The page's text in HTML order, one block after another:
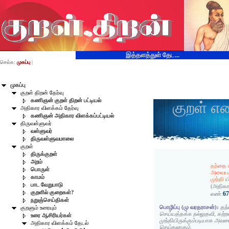
இத்தளத்துள் தேட...
முகப்பு
குறள் திறன் தேர்வு
கணிஞன் குறள் திறன் பட்டியல்
அதிகார விளக்கம் தேர்வு
கணிஞன் அதிகார விளக்கப்பட்டியல்
திருவள்ளுவர்
வள்ளுவர்
திருவள்ளுவமாலை
குறள்
திருக்குறள்
அறம்
பொருள்
காமம்
பாட வேறுபாடு
குறளில் குறைகள்?
நறுஞ்செய்திகள்
குறளும் உரையும்
உரை ஆசிரியர்கள்
அதிகார விளக்கம் தேடல்
செல்க: முகப்பு |
குறள்
தந்தை
முந்தி
எண்:67
பொழிப்பு (மு வரதராசன்):
செய்யத்தக்க நல்லுதவி,
முந்தியிருக்கும்படியாக
செய்தலாகும்.